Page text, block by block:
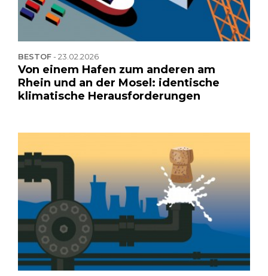
BESTOF-23.02.2026
Von einem Hafen zum anderen am
Rhein und an der Mosel: identische
klimatische Herausforderungen